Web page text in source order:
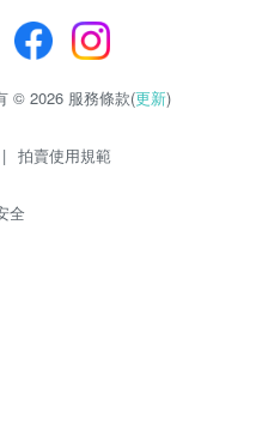
© 2026 服務條款(更新)
| 拍賣使用規範
全